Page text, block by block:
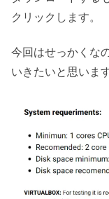
クリックします。
今回はせっかくなの
いきたいと思います